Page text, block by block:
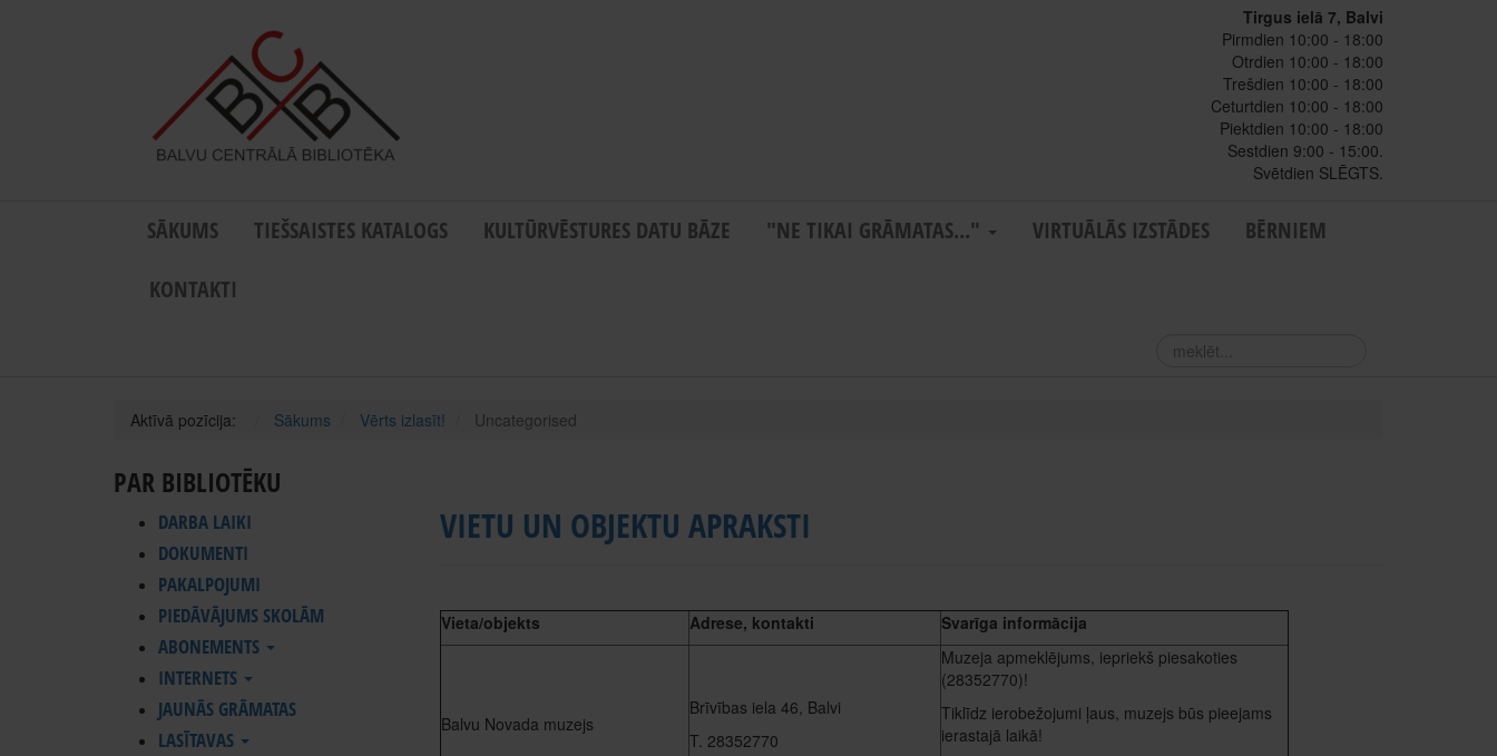
Tirgus ielā 7, Balvi
Pirmdien 10:00 - 18:00
Otrdien 10:00 - 18:00
Trešdien 10:00 - 18:00
Ceturtdien 10:00 - 18:00
Piektdien 10:00 - 18:00
Sestdien 9:00 - 15:00.
Svētdien SLĒGTS.
SĀKUMS TIEŠSAISTES KATALOGS KULTŪRVĒSTURES DATU BĀZE "NE TIKAI GRĀMATAS..." VIRTUĀLĀS IZSTĀDES
BĒRNIEM
KONTAKTI
meklēt...
Aktīvā pozīcija: Sākums Vērts izlasīt! Uncategorised
PAR BIBLIOTĒKU
DARBA LAIKI
DOKUMENTI
PAKALPOJUMI
PIEDĀVĀJUMS SKOLĀM
ABONEMENTS
INTERNETS
JAUNĀS GRĀMATAS
LASĪTAVAS
VIETU UN OBJEKTU APRAKSTI
Vieta/objekts Adrese, kontakti Svarīga informācija
Balvu Novada muzejs
Brīvības iela 46, Balvi
T. 28352770
Muzeja apmeklējums, iepriekš piesakoties
(28352770)!
Tiklīdz ierobežojumi ļaus, muzejs būs pieejams
ierastajā laikā!